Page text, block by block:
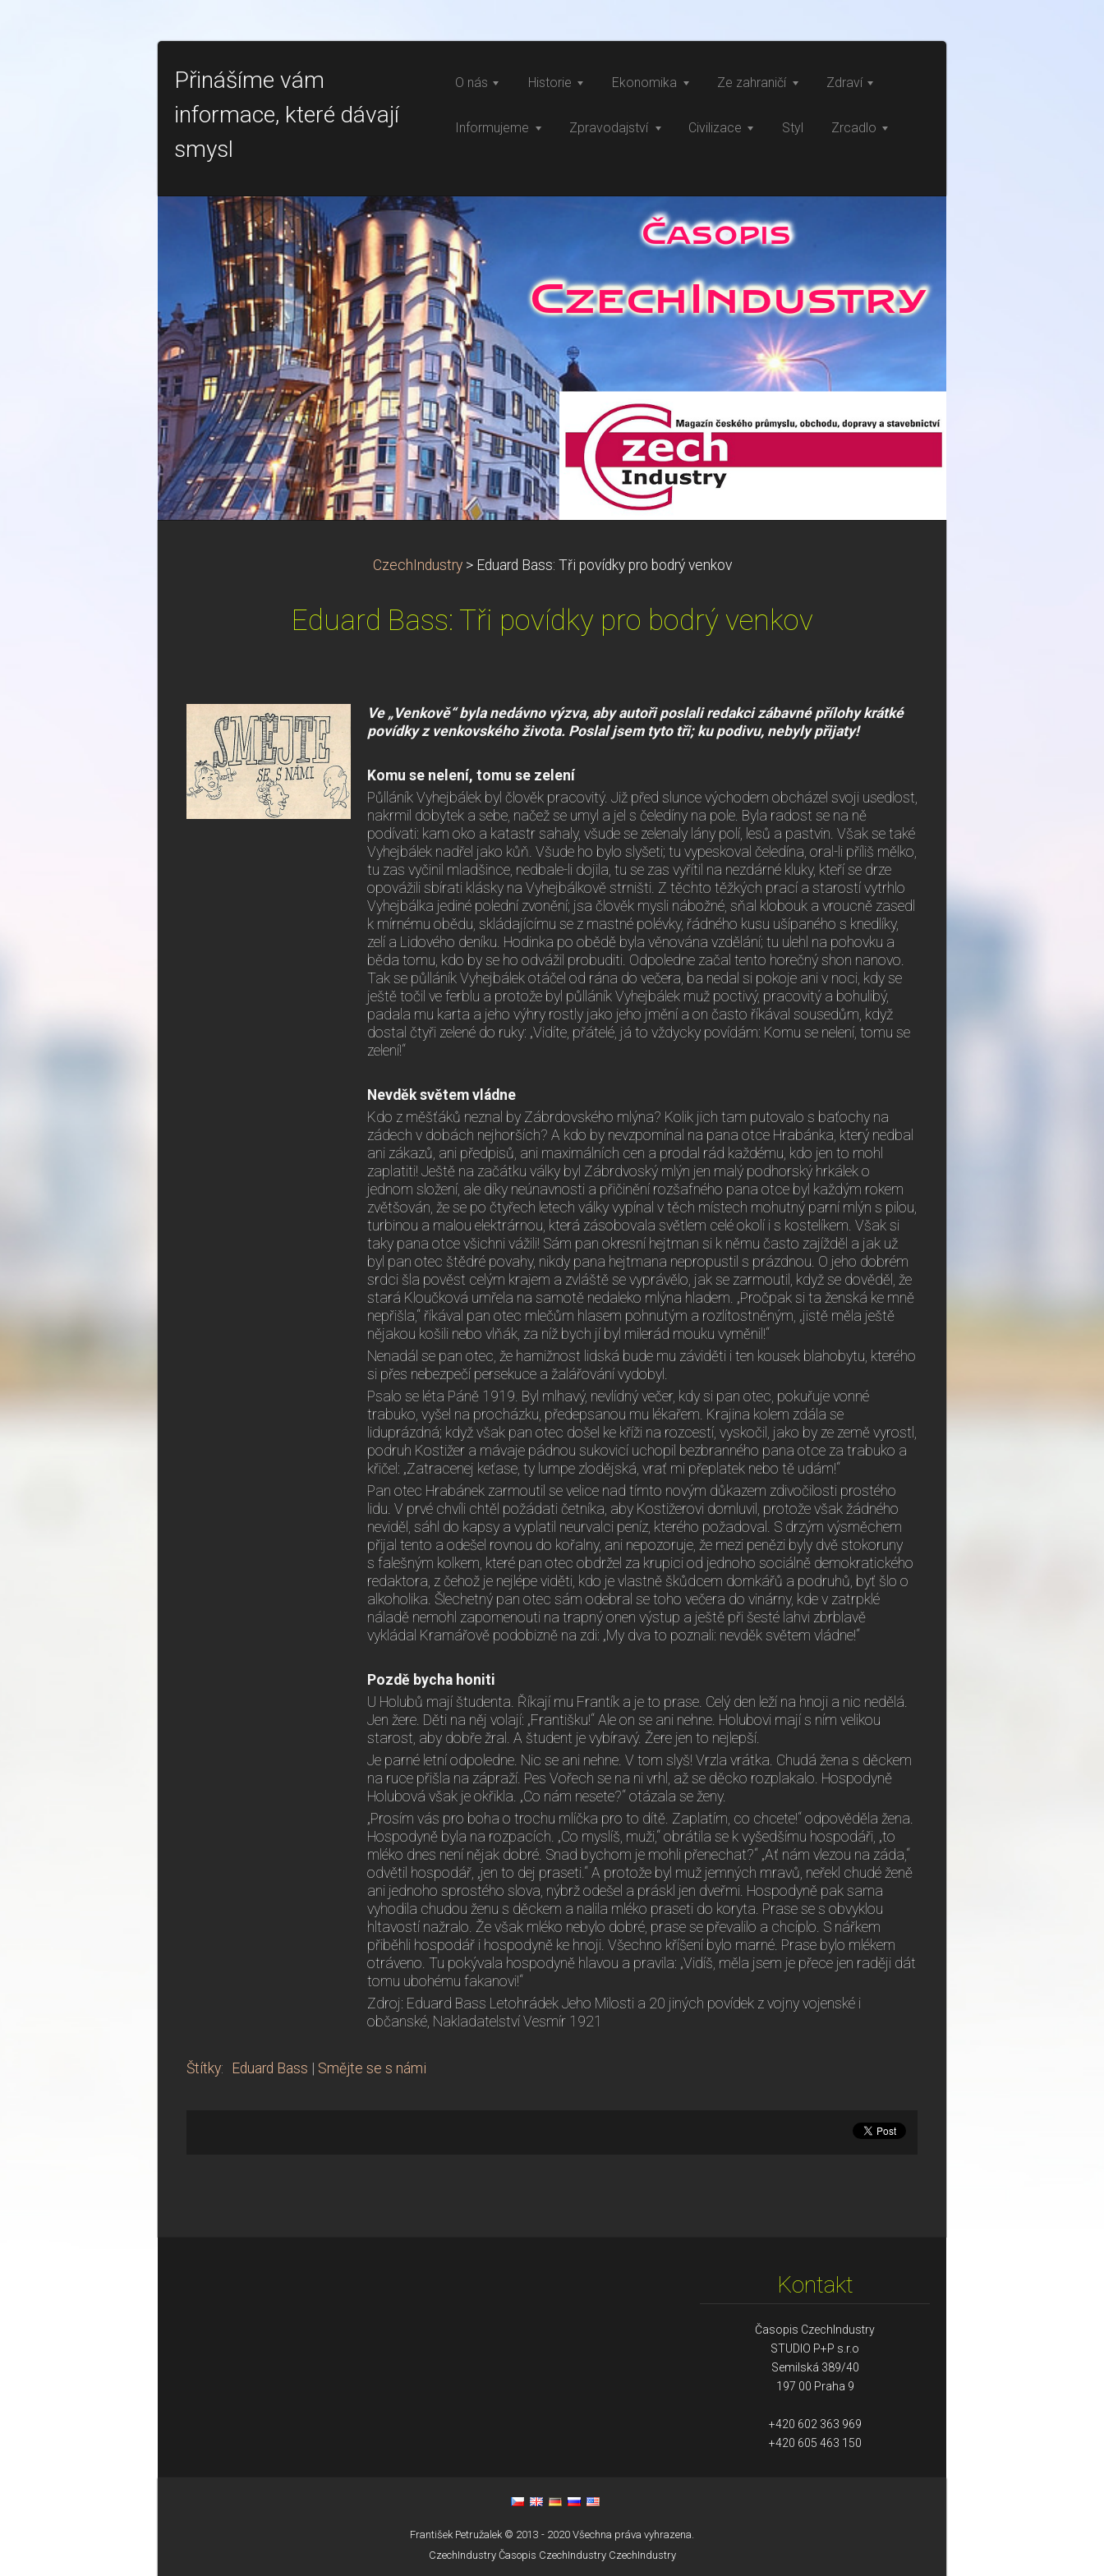
Přinášíme vám
informace, které dávají
smysl
O nás Historie Ekonomika Ze zahraničí Zdraví
Informujeme Zpravodajství Civilizace Styl Zrcadlo
CzechIndustry > Eduard Bass: Tři povídky pro bodrý venkov
Eduard Bass: Tři povídky pro bodrý venkov
Ve „Venkově“ byla nedávno výzva, aby autoři poslali redakci zábavné přílohy krátké
povídky z venkovského života. Poslal jsem tyto tři; ku podivu, nebyly přijaty!
Komu se nelení, tomu se zelení
Půlláník Vyhejbálek byl člověk pracovitý. Již před slunce východem obcházel svoji usedlost,
nakrmil dobytek a sebe, načež se umyl a jel s čeledíny na pole. Byla radost se na ně
podívati: kam oko a katastr sahaly, všude se zelenaly lány polí, lesů a pastvin. Však se také
Vyhejbálek nadřel jako kůň. Všude ho bylo slyšeti; tu vypeskoval čeledína, oral-li příliš mělko,
tu zas vyčinil mladšince, nedbale-li dojila, tu se zas vyřítil na nezdárné kluky, kteří se drze
opovážili sbírati klásky na Vyhejbálkově strništi. Z těchto těžkých prací a starostí vytrhlo
Vyhejbálka jediné polední zvonění; jsa člověk mysli nábožné, sňal klobouk a vroucně zasedl
k mírnému obědu, skládajícímu se z mastné polévky, řádného kusu ušípaného s knedlíky,
zelí a Lidového deníku. Hodinka po obědě byla věnována vzdělání; tu ulehl na pohovku a
běda tomu, kdo by se ho odvážil probuditi. Odpoledne začal tento horečný shon nanovo.
Tak se půlláník Vyhejbálek otáčel od rána do večera, ba nedal si pokoje ani v noci, kdy se
ještě točil ve ferblu a protože byl půlláník Vyhejbálek muž poctivý, pracovitý a bohulibý,
padala mu karta a jeho výhry rostly jako jeho jmění a on často říkával sousedům, když
dostal čtyři zelené do ruky: „Vidíte, přátelé, já to vždycky povídám: Komu se nelení, tomu se
zelení!“
Nevděk světem vládne
Kdo z měšťáků neznal by Zábrdovského mlýna? Kolik jich tam putovalo s baťochy na
zádech v dobách nejhorších? A kdo by nevzpomínal na pana otce Hrabánka, který nedbal
ani zákazů, ani předpisů, ani maximálních cen a prodal rád každému, kdo jen to mohl
zaplatiti! Ještě na začátku války byl Zábrdvoský mlýn jen malý podhorský hrkálek o
jednom složení, ale díky neúnavnosti a přičinění rozšafného pana otce byl každým rokem
zvětšován, že se po čtyřech letech války vypínal v těch místech mohutný parní mlýn s pilou,
turbinou a malou elektrárnou, která zásobovala světlem celé okolí i s kostelíkem. Však si
taky pana otce všichni vážili! Sám pan okresní hejtman si k němu často zajížděl a jak už
byl pan otec štědré povahy, nikdy pana hejtmana nepropustil s prázdnou. O jeho dobrém
srdci šla pověst celým krajem a zvláště se vyprávělo, jak se zarmoutil, když se dověděl, že
stará Kloučková umřela na samotě nedaleko mlýna hladem. „Pročpak si ta ženská ke mně
nepřišla,“ říkával pan otec mlečům hlasem pohnutým a rozlítostněným, „jistě měla ještě
nějakou košili nebo vlňák, za níž bych jí byl milerád mouku vyměnil!“
Nenadál se pan otec, že hamižnost lidská bude mu záviděti i ten kousek blahobytu, kterého
si přes nebezpečí persekuce a žalářování vydobyl.
Psalo se léta Páně 1919. Byl mlhavý, nevlídný večer, kdy si pan otec, pokuřuje vonné
trabuko, vyšel na procházku, předepsanou mu lékařem. Krajina kolem zdála se
liduprázdná; když však pan otec došel ke kříži na rozcestí, vyskočil, jako by ze země vyrostl,
podruh Kostižer a mávaje pádnou sukovicí uchopil bezbranného pana otce za trabuko a
křičel: „Zatracenej keťase, ty lumpe zlodějská, vrať mi přeplatek nebo tě udám!“
Pan otec Hrabánek zarmoutil se velice nad tímto novým důkazem zdivočilosti prostého
lidu. V prvé chvíli chtěl požádati četníka, aby Kostižerovi domluvil, protože však žádného
neviděl, sáhl do kapsy a vyplatil neurvalci peníz, kterého požadoval. S drzým výsměchem
přijal tento a odešel rovnou do kořalny, ani nepozoruje, že mezi penězi byly dvě stokoruny
s falešným kolkem, které pan otec obdržel za krupici od jednoho sociálně demokratického
redaktora, z čehož je nejlépe viděti, kdo je vlastně škůdcem domkářů a podruhů, byť šlo o
alkoholika. Šlechetný pan otec sám odebral se toho večera do vinárny, kde v zatrpklé
náladě nemohl zapomenouti na trapný onen výstup a ještě při šesté lahvi zbrblavě
vykládal Kramářově podobizně na zdi: „My dva to poznali: nevděk světem vládne!“
Pozdě bycha honiti
U Holubů mají študenta. Říkají mu Frantík a je to prase. Celý den leží na hnoji a nic nedělá.
Jen žere. Děti na něj volají: „Františku!“ Ale on se ani nehne. Holubovi mají s ním velikou
starost, aby dobře žral. A študent je vybíravý. Žere jen to nejlepší.
Je parné letní odpoledne. Nic se ani nehne. V tom slyš! Vrzla vrátka. Chudá žena s děckem
na ruce přišla na zápraží. Pes Vořech se na ni vrhl, až se děcko rozplakalo. Hospodyně
Holubová však je okřikla. „Co nám nesete?“ otázala se ženy.
„Prosím vás pro boha o trochu mlíčka pro to dítě. Zaplatím, co chcete!“ odpověděla žena.
Hospodyně byla na rozpacích. „Co myslíš, muži,“ obrátila se k vyšedšímu hospodáři, „to
mléko dnes není nějak dobré. Snad bychom je mohli přenechat?“ „Ať nám vlezou na záda,“
odvětil hospodář, „jen to dej praseti.“ A protože byl muž jemných mravů, neřekl chudé ženě
ani jednoho sprostého slova, nýbrž odešel a práskl jen dveřmi. Hospodyně pak sama
vyhodila chudou ženu s děckem a nalila mléko praseti do koryta. Prase se s obvyklou
hltavostí nažralo. Že však mléko nebylo dobré, prase se převalilo a chcíplo. S nářkem
přiběhli hospodář i hospodyně ke hnoji. Všechno kříšení bylo marné. Prase bylo mlékem
otráveno. Tu pokývala hospodyně hlavou a pravila: „Vidíš, měla jsem je přece jen raději dát
tomu ubohému fakanovi!“
Zdroj: Eduard Bass Letohrádek Jeho Milosti a 20 jiných povídek z vojny vojenské i
občanské, Nakladatelství Vesmír 1921
Štítky: Eduard Bass Smějte se s námi
Kontakt
Časopis CzechIndustry
STUDIO P+P s.r.o
Semilská 389/40
197 00 Praha 9
+420 602 363 969
+420 605 463 150
František Petružalek © 2013 - 2020 Všechna práva vyhrazena.
CzechIndustry Časopis CzechIndustry CzechIndustry